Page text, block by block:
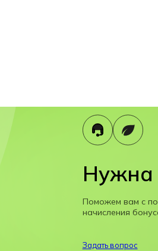
Нужна
Поможем вам с
начисления
Задать вопрос